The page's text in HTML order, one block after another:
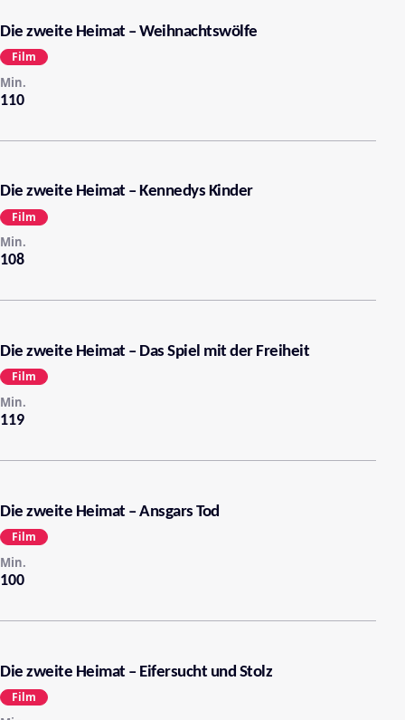
Die zweite Heimat – Weihnachtswölfe
110
Min.
Film
Die zweite Heimat – Kennedys Kinder
108
Min.
Film
Die zweite Heimat – Das Spiel mit der Freiheit
119
Min.
Film
Die zweite Heimat – Ansgars Tod
100
Min.
Film
Die zweite Heimat – Eifersucht und Stolz
Film